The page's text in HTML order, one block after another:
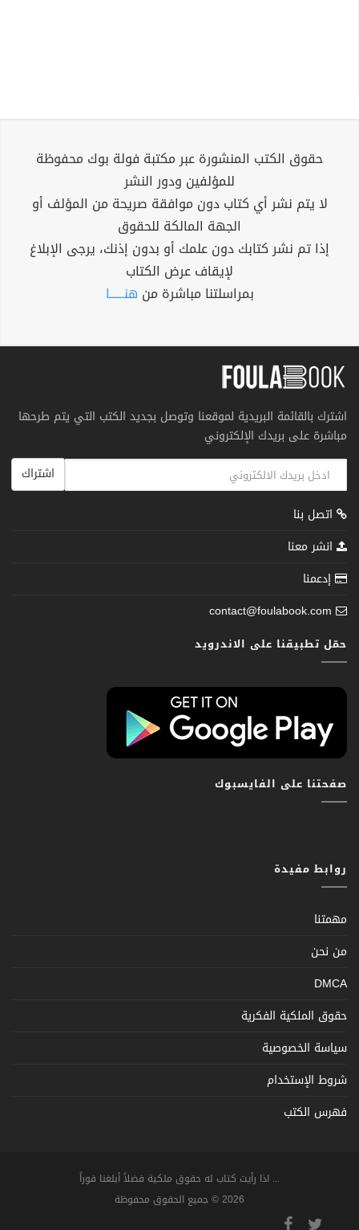
حقوق الكتب المنشورة عبر مكتبة فولة بوك محفوظة
للمؤلفين ودور النشر
لا يتم نشر أي كتاب دون موافقة صريحة من المؤلف أو
الجهة المالكة للحقوق
إذا تم نشر كتابك دون علمك أو بدون إذنك، يرجى الإبلاغ
لإيقاف عرض الكتاب
بمراسلتنا مباشرة من هنــــــا
اشترك بالقائمة البريدية لموقعنا وتوصل بجديد الكتب التي يتم طرحها
مباشرة على بريدك الإلكتروني
اشتراك
اتصل بنا
انشر معنا
إدعمنا
contact@foulabook.com
حمّل تطبيقنا على الاندرويد
صفحتنا على الفايسبوك
روابط مفيدة
مهمتنا
من نحن
DMCA
حقوق الملكية الفكرية
سياسة الخصوصية
شروط الإستخدام
فهرس الكتب
... اذا رأيت كتاب له حقوق ملكية فضلاً أبلغنا فوراً
2026 © جميع الحقوق محفوظة